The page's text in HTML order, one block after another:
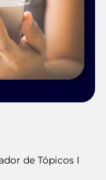
de Tópicos I